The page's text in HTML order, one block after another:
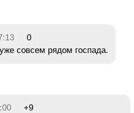
0
совсем рядом госпада.
+9